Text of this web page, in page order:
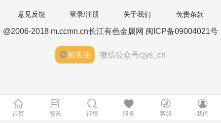
意见反馈 登录/注册 关于我们 免责条款
@2006-2018 m.ccmn.cn长江有色金属网 闽ICP备09004021号
加关注 微信公众号cjys_cn
首页 资讯 行情 服务 客服 我的